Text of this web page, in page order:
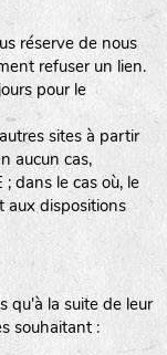
réserve de nous
refuser un lien.
pour le
sites à partir
aucun cas,
dans le cas où, le
aux dispositions
qu'à la suite de leur
souhaitant :